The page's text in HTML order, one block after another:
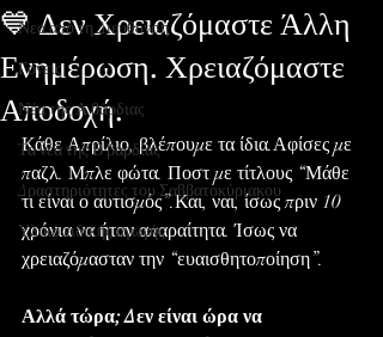
Νεα από τη Διεύθυνση
Γονείς
Νέα της Α βάρδιας
Τα νέα της Β βάρδιας
Δραστηριότητες του Σαββατοκύριακου
Υλικό ειδικής αγωγής
💙 Δεν Χρειαζόμαστε Άλλη
Ενημέρωση. Χρειαζόμαστε
Αποδοχή.
Κάθε Απρίλιο, βλέπουμε τα ίδια.Αφίσες με
παζλ. Μπλε φώτα. Ποστ με τίτλους “Μάθε
τι είναι ο αυτισμός”.Και, ναι, ίσως πριν 10
χρόνια να ήταν απαραίτητα. Ίσως να
χρειαζόμασταν την “ευαισθητοποίηση”.
Αλλά τώρα; Δεν είναι ώρα να